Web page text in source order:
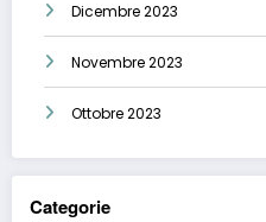
Dicembre 2023
Novembre 2023
Ottobre 2023
Categorie